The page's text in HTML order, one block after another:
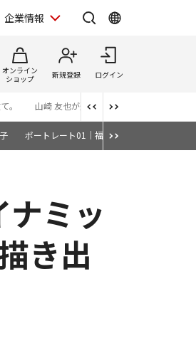
企業情報
オンライン
ショップ
新規登録 ログイン
。 山崎 友也が選ぶ、表現力高めるRFレン
ポートレート01｜福井 麻衣子
ミッ
き出